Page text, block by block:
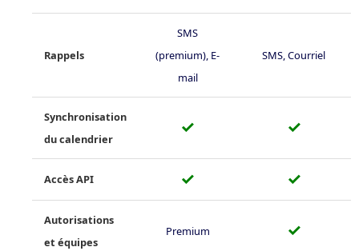
Rappels
SMS
(premium), E-
mail
SMS, Courriel
Synchronisation
du calendrier
✓ ✓
Accès API ✓ ✓
Autorisations
et équipes
Premium ✓